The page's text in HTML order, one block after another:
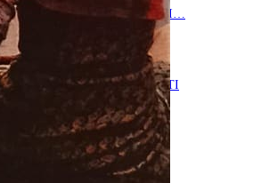
GRAMATIKE, PRAVOPISI…
ZNANOSTI
I POVIJEST KNJIŽEVNOSTI